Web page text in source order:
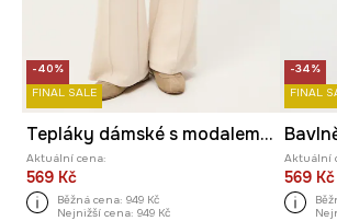
-40%
FINAL SALE
Tepláky dámské s modalem hladké
Aktuální cena:
569 Kč
Běžná cena: 949 Kč
Nejnižší cena: 949 Kč
-34%
FINAL
Aktuální
569 Kč